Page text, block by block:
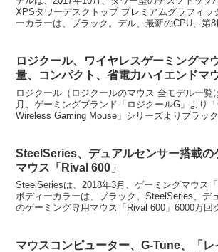
XPSタワーデスクトップ プレミアムグラフィッ
ーカラーは、ブラック。デル、最新のCPU、第
ロジクール、ワイヤレスゲーミングマ
量、コンパクト、省電力ハイエンドマ
ロジクール（ロジクールのマウス 全モデル一覧
月、ゲーミングブランド「ロジクールG」より
Wireless Gaming Mouse」シリーズよりブラッ
SteelSeries、デュアルセンサー搭載の
マウス「Rival 600」
SteelSeriesは、2018年3月、ゲーミングマウス「
ボディーカラーは、ブラック。SteelSeries、デ
のゲーミング専用マウス「Rival 600」6000万回
マウスコンピューター、G-Tune、「レ